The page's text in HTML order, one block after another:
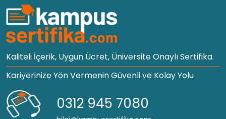
Kaliteli İçerik, Uygun Ücret, Üniversite Onaylı Sertifika.
Kariyerinize Yön Vermenin Güvenli ve Kolay Yolu
0312 945 7080